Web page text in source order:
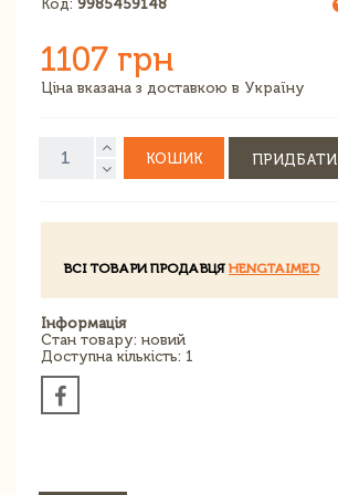
Код: 9985459148
1107 грн
Ціна вказана з доставкою в Україну
КОШИК ПРИДБАТИ
ВСІ ТОВАРИ ПРОДАВЦЯ HENGTAIMED
Інформація
Стан товару: новий
Доступна кількість: 1